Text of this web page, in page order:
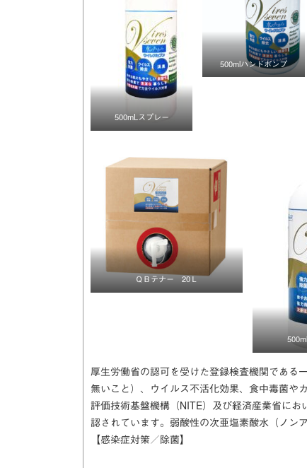
500mLスプレー
500mlハンドポンプ
ＱＢテナー 20Ｌ
厚生労働省の認可を受けた登録検査機関である
無いこと）、ウイルス不活化効果、食中毒菌や
評価技術基盤機構（NITE）及び経済産業省に
認されています。弱酸性の次亜塩素酸水（ノン
【感染症対策／除菌】